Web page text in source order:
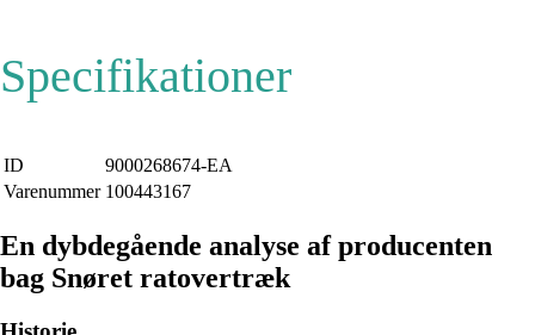
Specifikationer
ID
9000268674-EA
Varenummer 100443167
En dybdegående analyse af producenten
bag Snøret ratovertræk